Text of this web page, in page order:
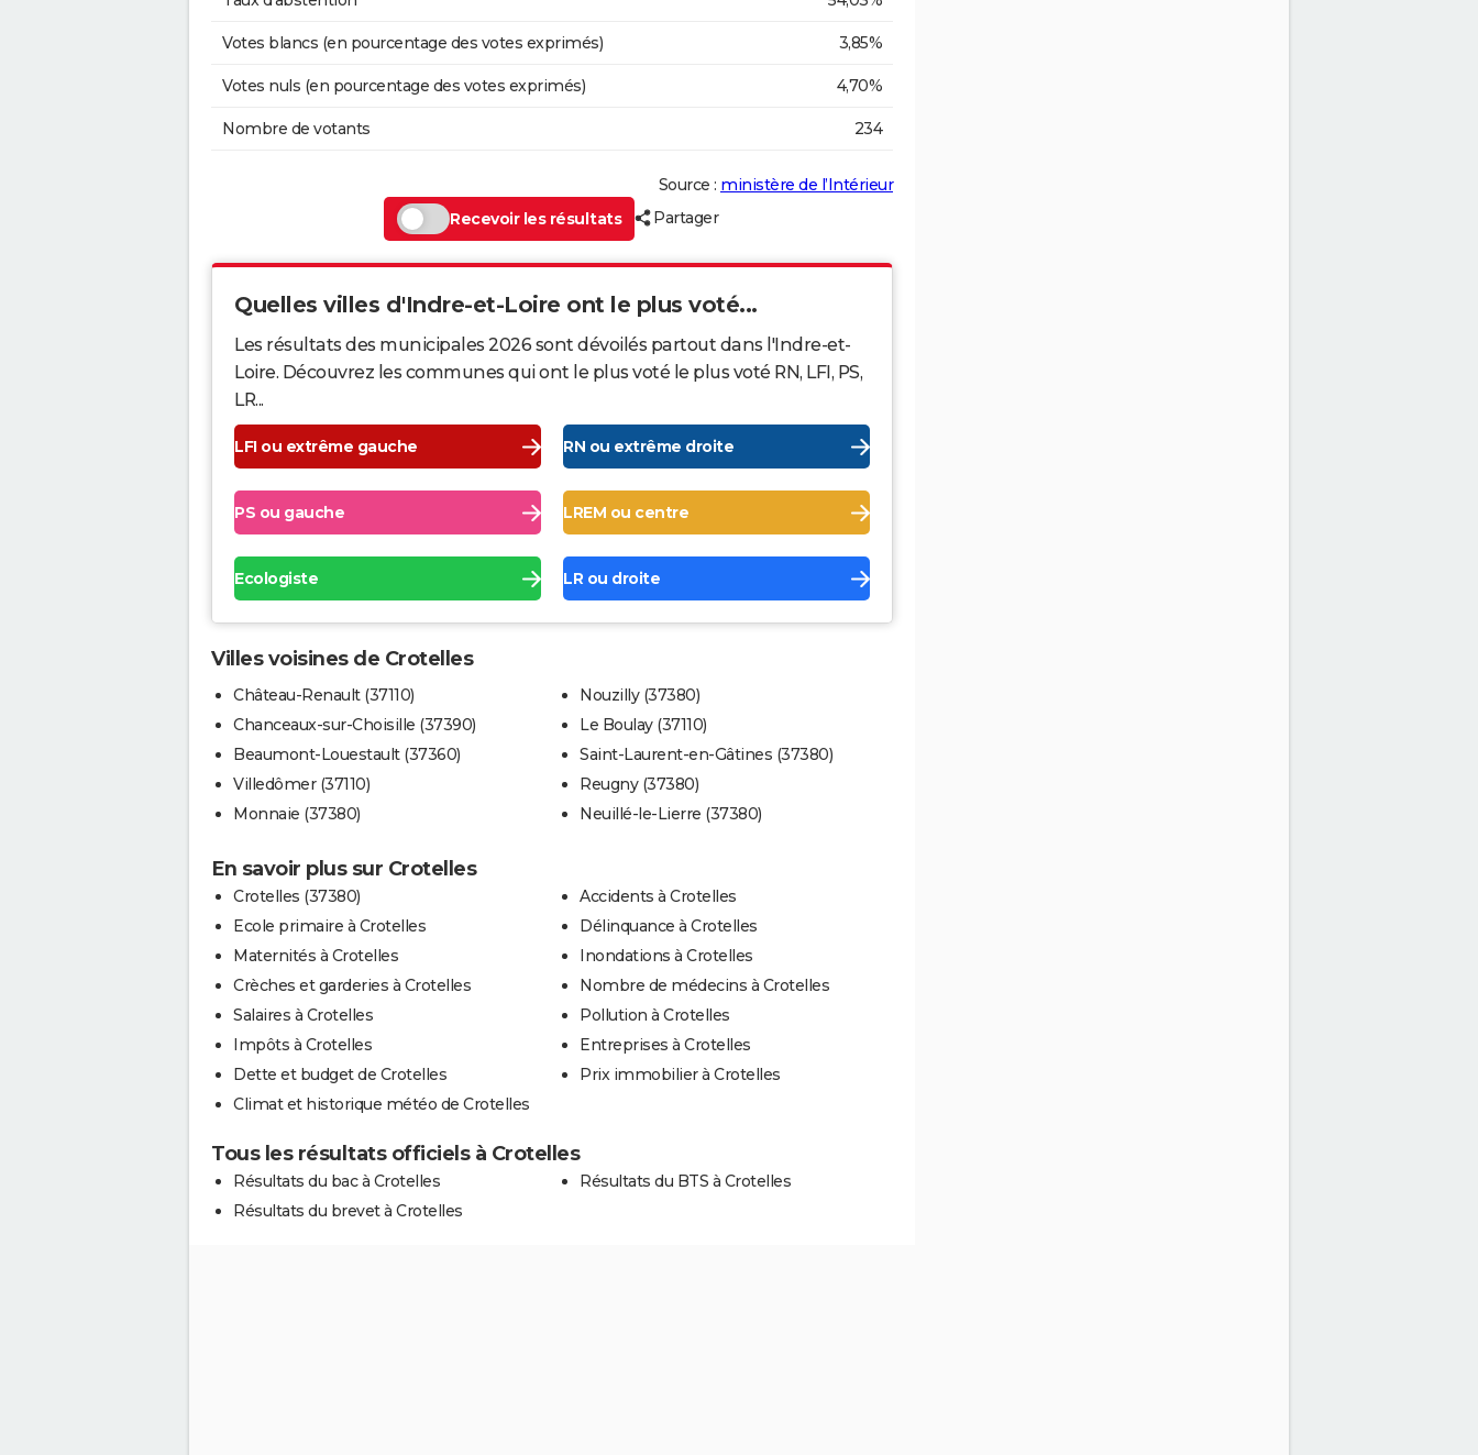
Votes blancs (en pourcentage des votes exprimés) 3,85%
Votes nuls (en pourcentage des votes exprimés) 4,70%
Nombre de votants 234
Source : ministère de l’Intérieur
Recevoir les résultats
Partager
Quelles villes d'Indre-et-Loire ont le plus voté...
Les résultats des municipales 2026 sont dévoilés partout dans l'Indre-et-
Loire. Découvrez les communes qui ont le plus voté le plus voté RN, LFI, PS,
LR...
LFI ou extrême gauche RN ou extrême droite
PS ou gauche LREM ou centre
Ecologiste LR ou droite
Villes voisines de Crotelles
Château-Renault (37110)
Chanceaux-sur-Choisille (37390)
Beaumont-Louestault (37360)
Villedômer (37110)
Monnaie (37380)
Nouzilly (37380)
Le Boulay (37110)
Saint-Laurent-en-Gâtines (37380)
Reugny (37380)
Neuillé-le-Lierre (37380)
En savoir plus sur Crotelles
Crotelles (37380)
Ecole primaire à Crotelles
Maternités à Crotelles
Crèches et garderies à Crotelles
Salaires à Crotelles
Impôts à Crotelles
Dette et budget de Crotelles
Climat et historique météo de Crotelles
Accidents à Crotelles
Délinquance à Crotelles
Inondations à Crotelles
Nombre de médecins à Crotelles
Pollution à Crotelles
Entreprises à Crotelles
Prix immobilier à Crotelles
Tous les résultats officiels à Crotelles
Résultats du bac à Crotelles
Résultats du brevet à Crotelles
Résultats du BTS à Crotelles